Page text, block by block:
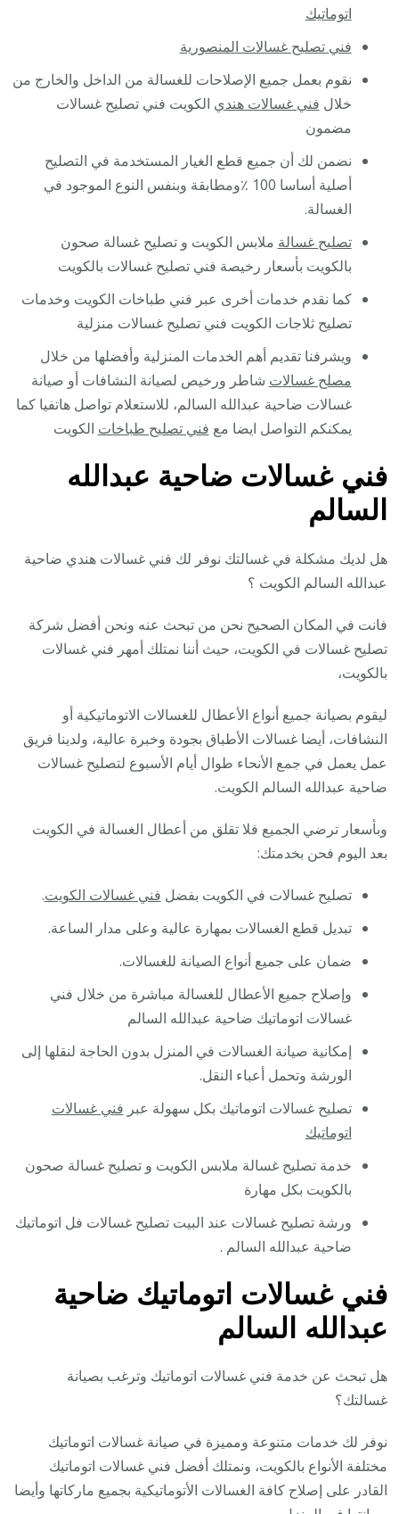
اتوماتيك
فني تصليح غسالات المنصورية
نقوم بعمل جميع الإصلاحات للغسالة من الداخل والخارج من
خلال فني غسالات هندي الكويت فني تصليح غسالات
مضمون
نضمن لك أن جميع قطع الغيار المستخدمة في التصليح
أصلية أساسا 100 ٪ومطابقة وبنفس النوع الموجود في
الغسالة.
تصليح غسالة ملابس الكويت و تصليح غسالة صحون
بالكويت بأسعار رخيصة فني تصليح غسالات بالكويت
كما نقدم خدمات أخرى عبر فني طباخات الكويت وخدمات
تصليح ثلاجات الكويت فني تصليح غسالات منزلية
ويشرفنا تقديم أهم الخدمات المنزلية وأفضلها من خلال
مصلح غسالات شاطر ورخيص لصيانة النشافات أو صيانة
غسالات ضاحية عبدالله السالم، للاستعلام تواصل هاتفيا كما
يمكنكم التواصل ايضا مع فني تصليح طباخات الكويت
فني غسالات ضاحية عبدالله
السالم
هل لديك مشكلة في غسالتك نوفر لك فني غسالات هندي ضاحية
عبدالله السالم الكويت ؟
فانت في المكان الصحيح نحن من تبحث عنه ونحن أفضل شركة
تصليح غسالات في الكويت، حيث أننا نمتلك أمهر فني غسالات
بالكويت،
ليقوم بصيانة جميع أنواع الأعطال للغسالات الاتوماتيكية أو
النشافات، أيضا غسالات الأطباق بجودة وخبرة عالية، ولدينا فريق
عمل يعمل في جمع الأنحاء طوال أيام الأسبوع لتصليح غسالات
ضاحية عبدالله السالم الكويت.
وبأسعار ترضي الجميع فلا تقلق من أعطال الغسالة في الكويت
بعد اليوم فحن بخدمتك:
تصليح غسالات في الكويت بفضل فني غسالات الكويت.
تبديل قطع الغسالات بمهارة عالية وعلى مدار الساعة.
ضمان على جميع أنواع الصيانة للغسالات.
وإصلاح جميع الأعطال للغسالة مباشرة من خلال فني
غسالات اتوماتيك ضاحية عبدالله السالم
إمكانية صيانة الغسالات في المنزل بدون الحاجة لنقلها إلى
الورشة وتحمل أعباء النقل.
تصليح غسالات اتوماتيك بكل سهولة عبر فني غسالات
اتوماتيك
خدمة تصليح غسالة ملابس الكويت و تصليح غسالة صحون
بالكويت بكل مهارة
ورشة تصليح غسالات عند البيت تصليح غسالات فل اتوماتيك
ضاحية عبدالله السالم .
فني غسالات اتوماتيك ضاحية
عبدالله السالم
هل تبحث عن خدمة فني غسالات اتوماتيك وترغب بصيانة
غسالتك؟
نوفر لك خدمات متنوعة ومميزة في صيانة غسالات اتوماتيك
مختلفة الأنواع بالكويت، ونمتلك أفضل فني غسالات اتوماتيك
القادر على إصلاح كافة الغسالات الأتوماتيكية بجميع ماركاتها وأيضا